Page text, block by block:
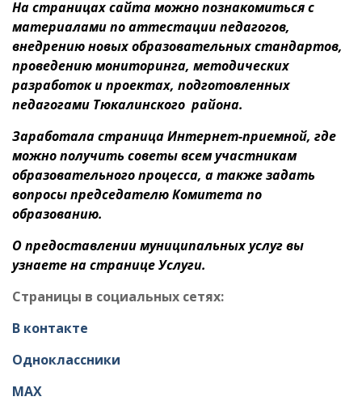
На страницах сайта можно познакомиться с
материалами по аттестации педагогов,
внедрению новых образовательных стандартов,
проведению мониторинга, методических
разработок и проектах, подготовленных
педагогами Тюкалинского района.
Заработала страница Интернет-приемной, где
можно получить советы всем участникам
образовательного процесса, а также задать
вопросы председателю Комитета по
образованию.
О предоставлении муниципальных услуг вы
узнаете на страницеУслуги.
Страницы в социальных сетях:
В контакте
Одноклассники
МАХ